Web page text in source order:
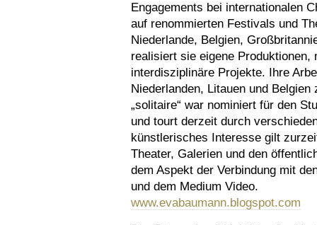
Engagements bei internationalen
auf renommierten Festivals und
Niederlande, Belgien,
realisiert sie eigene Produktionen,
interdisziplinäre Projekte. Ihre
Niederlanden, Litauen und
„solitaire“ war nominiert für den
und tourt derzeit durch
künstlerisches Interesse gilt
Theater, Galerien und den
dem Aspekt der Verbindung mit
und dem Medium Video.
www.evabaumann.blogspot.com